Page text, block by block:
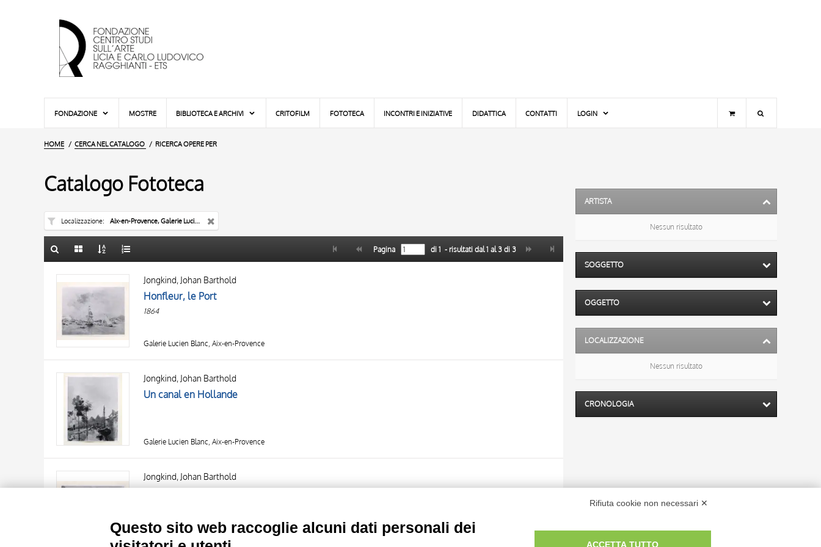
FONDAZIONE MOSTRE BIBLIOTECA E ARCHIVI CRITOFILM FOTOTECA INCONTRI E INIZIATIVE DIDATTICA CONTATTI LOGIN
HOME CERCA NEL CATALOGO RICERCA OPERE PER
Catalogo Fototeca
Localizzazione Aix-en-Provence, Galerie Lucien Blanc
AUTORE
LOCALIZZAZIONE
10 RISULTATI
20 RISULTATI
Pagina di 1 - risultati dal1 al 3di 3
Jongkind, Johan Barthold
Honfleur, le Port
1864
Galerie Lucien Blanc, Aix-en-Provence
Jongkind, Johan Barthold
Un canal en Hollande
Galerie Lucien Blanc, Aix-en-Provence
Jongkind, Johan Barthold
Galerie Lucien Blanc, Aix-en-Provence
TITOLO
DATA
10 RISULTATI
20 RISULTATI
ARTISTA
Nessun risultato
SOGGETTO
OGGETTO
LOCALIZZAZIONE
Nessun risultato
CRONOLOGIA
Rifiuta cookie non necessari ✕
Questo sito web raccoglie alcuni dati personali dei
ACCETTA TUTTO